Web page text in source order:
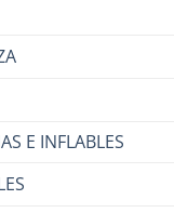
E INFLABLES